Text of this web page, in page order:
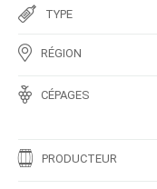
TYPE
RÉGION
CÉPAGES
PRODUCTEUR